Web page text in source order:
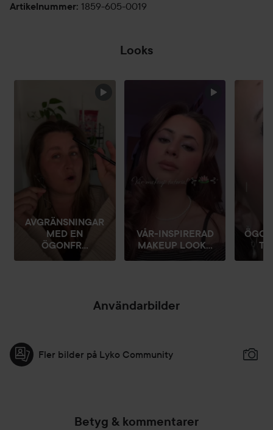
Artikelnummer: 1859-605-0019
Looks
HOPPA ÖVER SEKTIONEN
AVGRÄNSNINGAR
MED EN
ÖGONFR...
VÅR-INSPIRERAD
MAKEUP LOOK...
Användarbilder
Fler bilder på Lyko Community
Betyg & kommentarer